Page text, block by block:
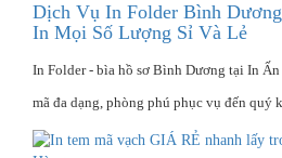
Dịch Vụ In Folder Bình
In Mọi Số Lượng Sỉ Và Lẻ
In Folder - bìa hồ sơ Bình Dương tại In
mã đa dạng, phòng phú phục vụ đến quý